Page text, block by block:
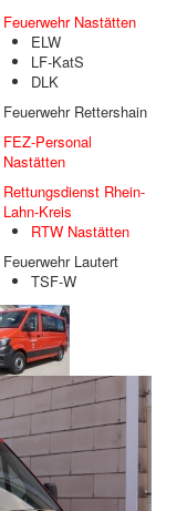
Feuerwehr Nastätten
ELW
LF-KatS
DLK
Feuerwehr Rettershain
FEZ-Personal
Nastätten
Rettungsdienst Rhein-
Lahn-Kreis
RTW Nastätten
Feuerwehr Lautert
TSF-W